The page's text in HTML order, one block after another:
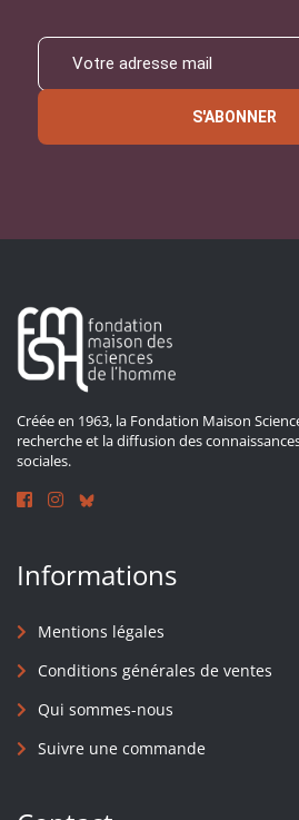
S'ABONNER
Créée en 1963, la Fondation Maison
recherche et la diffusion des
sociales.
Informations
Mentions légales
Conditions générales de ventes
Qui sommes-nous
Suivre une commande